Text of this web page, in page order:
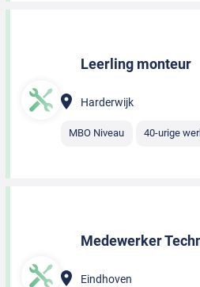
Leerling monteur
Harderwijk
MBO Niveau 40-urige
Medewerker
Eindhoven